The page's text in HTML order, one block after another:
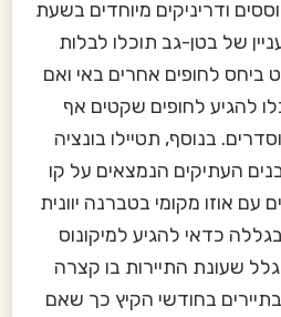
ודריניקים מיוחדים בשעת
של בטן-גב תוכלו לבלות
לחופים אחרים באי ואם
להגיע לחופים שקטים אף
בנוסף, תטיילו בונציה
העתיקים הנמצאים על קו
עם אוזו מקומי בטברנה יוונית
כדאי להגיע למיקונוס
שעונת התיירות בו קצרה
בחודשי הקיץ כך שאם